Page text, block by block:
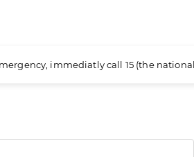
immediatly call 15 (the